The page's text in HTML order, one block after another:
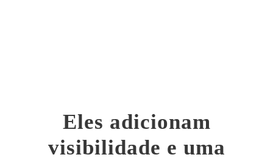
Eles adicionam
visibilidade e uma